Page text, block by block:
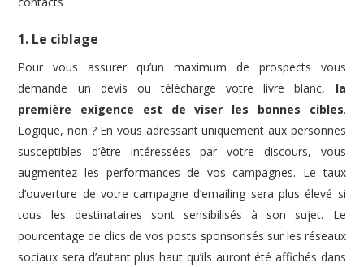
1. Le ciblage
Pour vous assurer qu’un maximum de prospects vous
demande un devis ou télécharge votre livre blanc, la
première exigence est de viser les bonnes cibles.
Logique, non ? En vous adressant uniquement aux personnes
susceptibles d’être intéressées par votre discours, vous
augmentez les performances de vos campagnes. Le taux
d’ouverture de votre campagne d’emailing sera plus élevé si
tous les destinataires sont sensibilisés à son sujet. Le
pourcentage de clics de vos posts sponsorisés sur les réseaux
sociaux sera d’autant plus haut qu’ils auront été affichés dans